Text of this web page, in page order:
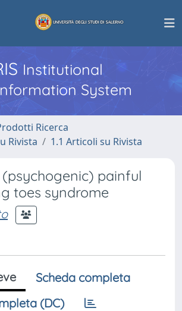
Institutional
System
Ricerca
Rivista
1.1 Articoli su Rivista
painful
toes syndrome
Scheda completa
(DC)